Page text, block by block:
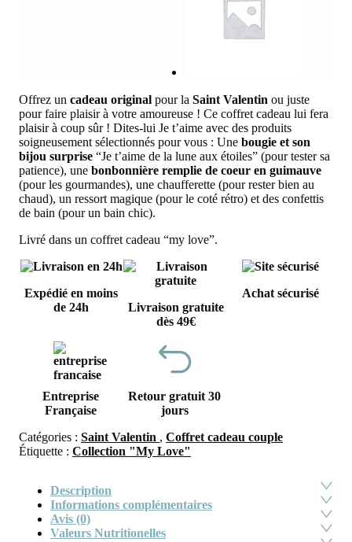
Offrez un cadeau original pour la Saint Valentin ou juste
pour faire plaisir à votre amoureuse ! Ce coffret cadeau lui fera
plaisir à coup sûr ! Dites-lui Je t’aime avec des produits
soigneusement sélectionnés pour vous : Une bougie et son
bijou surprise “Je t’aime de la lune aux étoiles” (pour tester sa
patience), une bonbonnière remplie de coeur en guimauve
(pour les gourmandes), une chaufferette (pour rester bien au
chaud), un ressort magique (pour le coté rétro) et des confettis
de bain (pour un bain chic).
Livré dans un coffret cadeau “my love”.
Expédié en moins
de 24h
Livraison gratuite
dès 49€
Achat sécurisé
Entreprise
Française
Retour gratuit 30
jours
Catégories : Saint Valentin , Coffret cadeau couple
Étiquette : Collection "My Love"
Description
Informations complémentaires
Avis (0)
Valeurs Nutritionelles